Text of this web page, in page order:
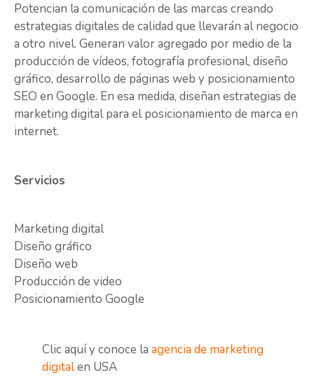
Potencian la comunicación de las marcas creando
estrategias digitales de calidad que llevarán al negocio
a otro nivel. Generan valor agregado por medio de la
producción de vídeos, fotografía profesional, diseño
gráfico, desarrollo de páginas web y posicionamiento
SEO en Google. En esa medida, diseñan estrategias de
marketing digital para el posicionamiento de marca en
internet.
Servicios
Marketing digital
Diseño gráfico
Diseño web
Producción de video
Posicionamiento Google
Clic aquí y conoce la agencia de marketing
digitalen USA